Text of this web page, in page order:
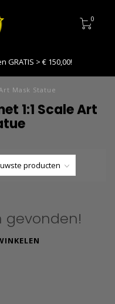
0
GRATIS > € 150,00!
Mask Statue
1:1 Scale Art
gevonden!